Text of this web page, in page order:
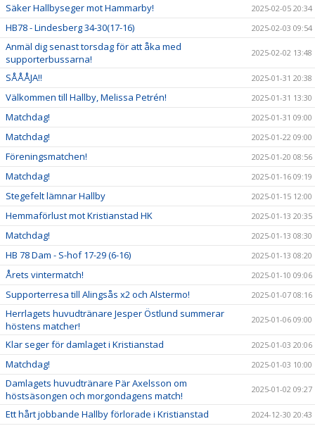
Säker Hallbyseger mot Hammarby! 2025-02-05 20:34
HB78 - Lindesberg 34-30(17-16) 2025-02-03 09:54
Anmäl dig senast torsdag för att åka med
supporterbussarna!
2025-02-02 13:48
SÅÅÅJA!! 2025-01-31 20:38
Välkommen till Hallby, Melissa Petrén! 2025-01-31 13:30
Matchdag! 2025-01-31 09:00
Matchdag! 2025-01-22 09:00
Föreningsmatchen! 2025-01-20 08:56
Matchdag! 2025-01-16 09:19
Stegefelt lämnar Hallby 2025-01-15 12:00
Hemmaförlust mot Kristianstad HK 2025-01-13 20:35
Matchdag! 2025-01-13 08:30
HB 78 Dam - S-hof 17-29 (6-16) 2025-01-13 08:20
Årets vintermatch! 2025-01-10 09:06
Supporterresa till Alingsås x2 och Alstermo! 2025-01-07 08:16
Herrlagets huvudtränare Jesper Östlund summerar
höstens matcher!
2025-01-06 09:00
Klar seger för damlaget i Kristianstad 2025-01-03 20:06
Matchdag! 2025-01-03 10:00
Damlagets huvudtränare Pär Axelsson om
höstsäsongen och morgondagens match!
2025-01-02 09:27
Ett hårt jobbande Hallby förlorade i Kristianstad 2024-12-30 20:43